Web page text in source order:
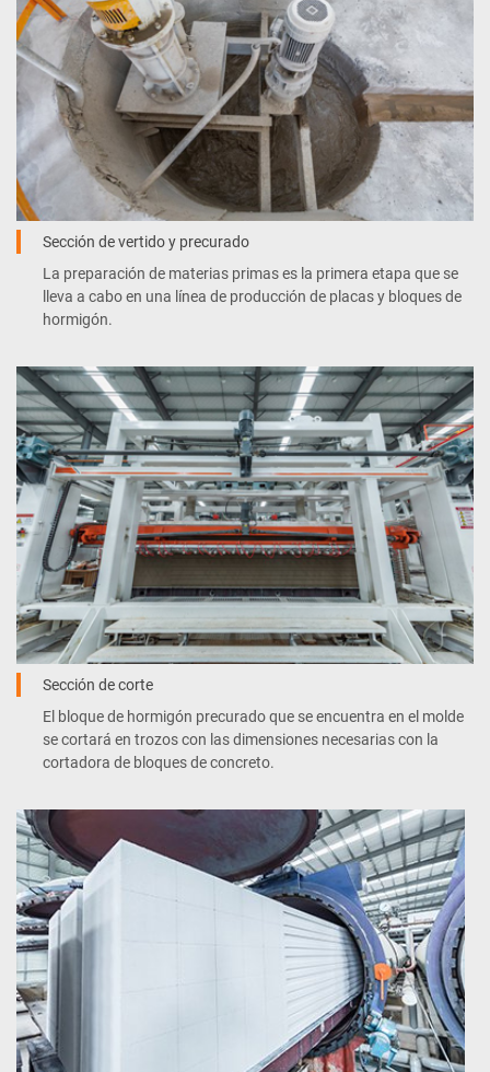
Sección de vertido y precurado
La preparación de materias primas es la primera etapa que se
lleva a cabo en una línea de producción de placas y bloques de
hormigón.
Sección de corte
El bloque de hormigón precurado que se encuentra en el molde
se cortará en trozos con las dimensiones necesarias con la
cortadora de bloques de concreto.